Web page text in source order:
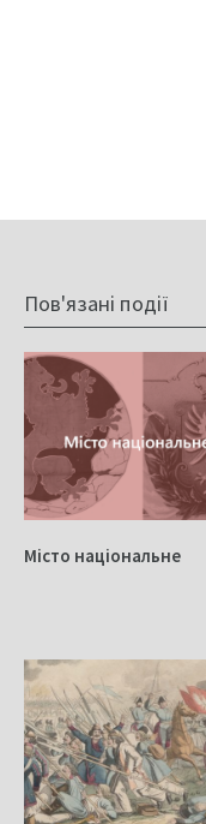
Пов'язані події
Місто національне